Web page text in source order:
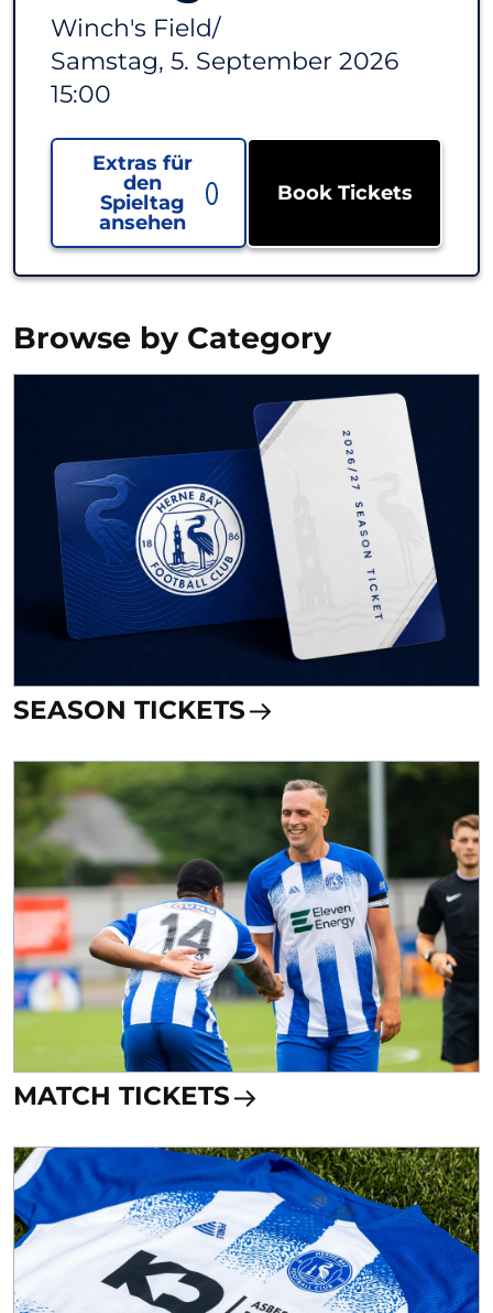
Winch's Field/
Samstag, 5. September 2026
15:00
Extras für
den
Spieltag
ansehen
Book Tickets
Browse by Category
SEASON TICKETS
MATCH TICKETS